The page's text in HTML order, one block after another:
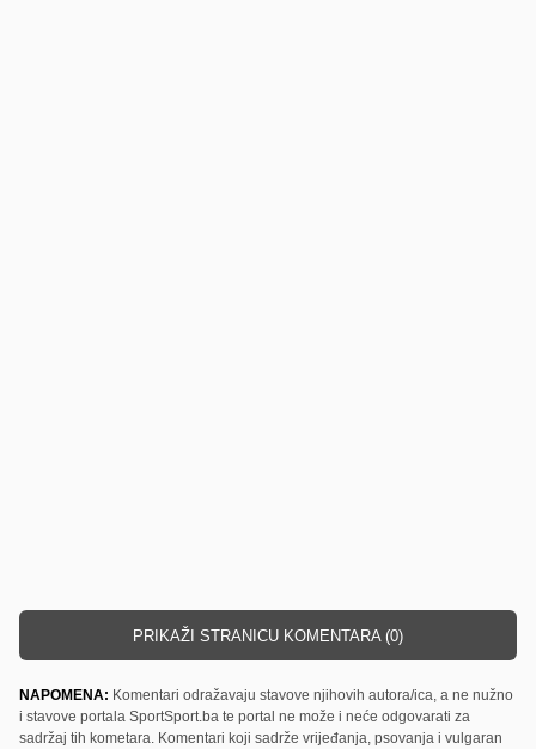
PRIKAŽI STRANICU KOMENTARA (0)
NAPOMENA: Komentari odražavaju stavove njihovih autora/ica, a ne nužno
i stavove portala SportSport.ba te portal ne može i neće odgovarati za
sadržaj tih kometara. Komentari koji sadrže vrijeđanja, psovanja i vulgaran